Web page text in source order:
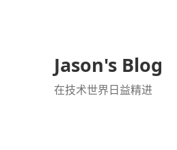
Jason's Blog
在技术世界日益精进